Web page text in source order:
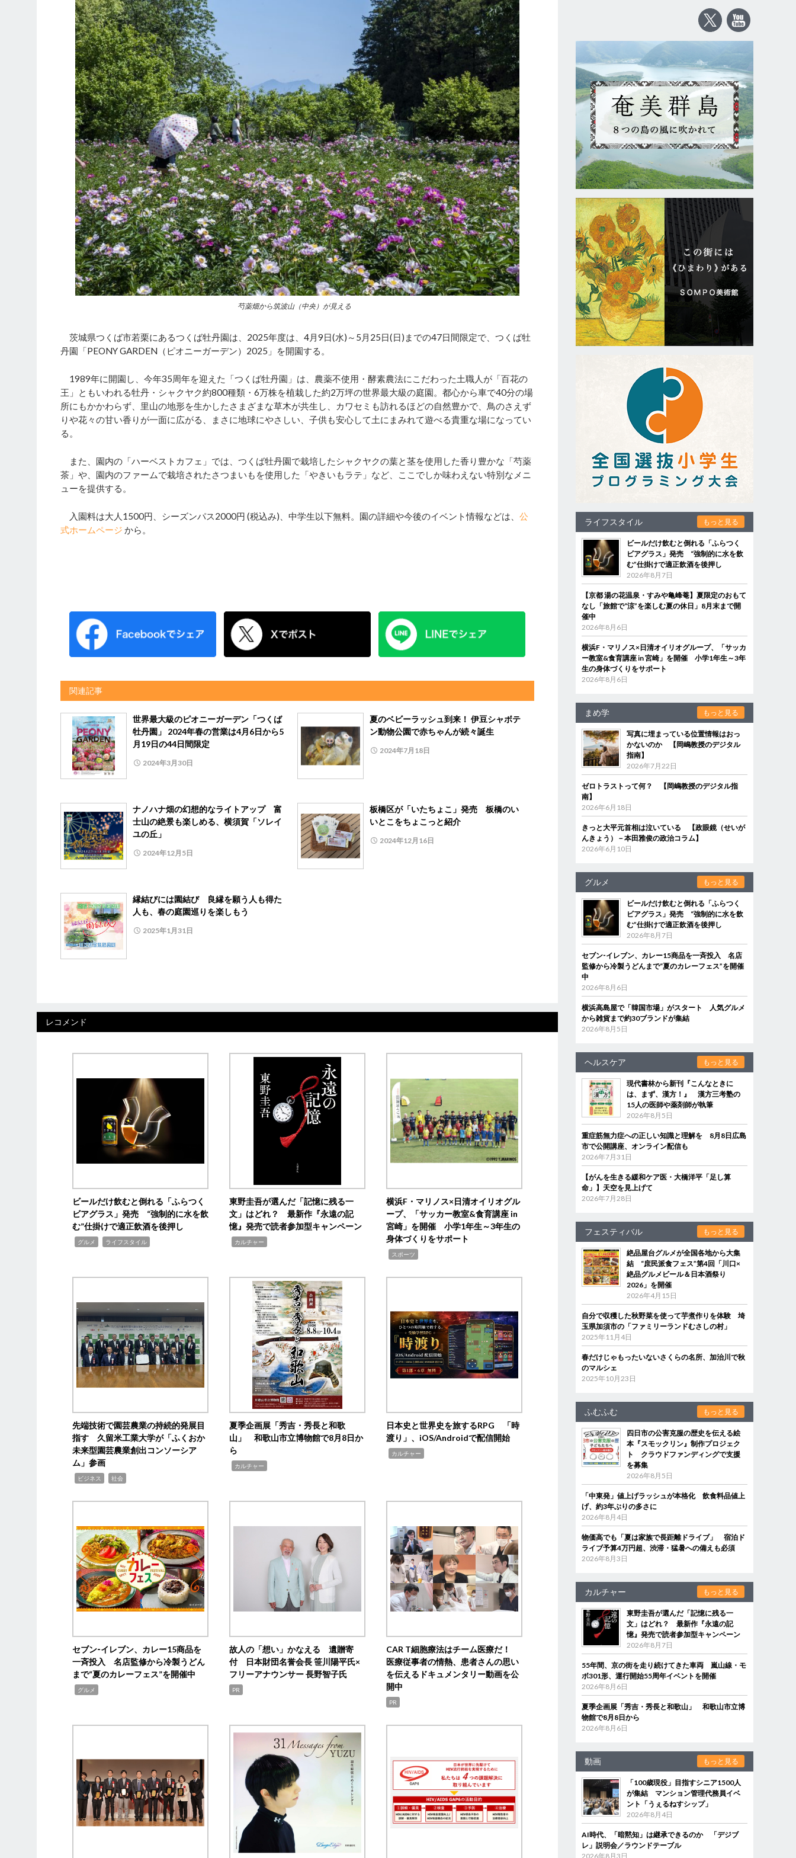
芍薬畑から筑波山（中央）が見える
茨城県つくば市若栗にあるつくば牡丹園は、2025年度は、4月9日(水)～5月25日(日)までの47日間限定で、つくば牡
丹園「PEONY GARDEN（ピオニーガーデン）2025」を開園する。
1989年に開園し、今年35周年を迎えた「つくば牡丹園」は、農薬不使用・酵素農法にこだわった土職人が「百花の
王」ともいわれる牡丹・シャクヤク約800種類・6万株を植栽した約2万坪の世界最大級の庭園。都心から車で40分の場
所にもかかわらず、里山の地形を生かしたさまざまな草木が共生し、カワセミも訪れるほどの自然豊かで、鳥のさえず
りや花々の甘い香りが一面に広がる、まさに地球にやさしい、子供も安心して土にまみれて遊べる貴重な場になってい
る。
また、園内の「ハーベストカフェ」では、つくば牡丹園で栽培したシャクヤクの葉と茎を使用した香り豊かな「芍薬
茶」や、園内のファームで栽培されたさつまいもを使用した「やきいもラテ」など、ここでしか味わえない特別なメニ
ューを提供する。
入園料は大人1500円、シーズンパス2000円 (税込み)、中学生以下無料。園の詳細や今後のイベント情報などは、 公
式ホームページ から。
関連記事
世界最大級のピオニーガーデン「つくば
牡丹園」 2024年春の営業は4月6日から5
月19日の44日間限定
2024年3月30日
夏のベビーラッシュ到来！ 伊豆シャボテ
ン動物公園で赤ちゃんが続々誕生
2024年7月18日
ナノハナ畑の幻想的なライトアップ 富
士山の絶景も楽しめる、横須賀「ソレイ
ユの丘」
2024年12月5日
板橋区が「いたちょこ」発売 板橋のい
いとこをちょこっと紹介
2024年12月16日
縁結びには園結び 良縁を願う人も得た
人も、春の庭園巡りを楽しもう
2025年1月31日
レコメンド
ビールだけ飲むと倒れる「ふらつく
ビアグラス」発売 “強制的に水を飲
む”仕掛けで適正飲酒を後押し
グルメ ライフスタイル
東野圭吾が選んだ「記憶に残る一
文」はどれ？ 最新作『永遠の記
憶』発売で読者参加型キャンペーン
カルチャー
横浜F・マリノス×日清オイリオグル
ープ、「サッカー教室&食育講座 in
宮崎」を開催 小学1年生～3年生の
身体づくりをサポート
スポーツ
先端技術で園芸農業の持続的発展目
指す 久留米工業大学が「ふくおか
未来型園芸農業創出コンソーシア
ム」参画
ビジネス 社会
夏季企画展「秀吉・秀長と和歌
山」 和歌山市立博物館で8月8日か
ら
カルチャー
日本史と世界史を旅するRPG 「時
渡り」、iOS/Androidで配信開始
カルチャー
セブン‐イレブン、カレー15商品を
一斉投入 名店監修から冷製うどん
まで“夏のカレーフェス”を開催中
グルメ
故人の「想い」かなえる 遺贈寄
付 日本財団名誉会長 笹川陽平氏×
フリーアナウンサー 長野智子氏
PR
CAR T細胞療法はチーム医療だ！
医療従事者の情熱、患者さんの思い
を伝えるドキュメンタリー動画を公
開中
PR
ライフスタイル もっと見る
ビールだけ飲むと倒れる「ふらつく
ビアグラス」発売 “強制的に水を飲
む”仕掛けで適正飲酒を後押し
2026年8月7日
【京都 湯の花温泉・すみや亀峰菴】夏限定のおもて
なし「旅館で“涼”を楽しむ夏の休日」8月末まで開
催中
2026年8月6日
横浜F・マリノス×日清オイリオグループ、「サッカ
ー教室&食育講座 in 宮崎」を開催 小学1年生～3年
生の身体づくりをサポート
2026年8月6日
まめ学 もっと見る
写真に埋まっている位置情報はおっ
かないのか 【岡嶋教授のデジタル
指南】
2026年7月22日
ゼロトラストって何？ 【岡嶋教授のデジタル指
南】
2026年6月18日
きっと大平元首相は泣いている 【政眼鏡（せいが
んきょう）－本田雅俊の政治コラム】
2026年6月10日
グルメ もっと見る
ビールだけ飲むと倒れる「ふらつく
ビアグラス」発売 “強制的に水を飲
む”仕掛けで適正飲酒を後押し
2026年8月7日
セブン‐イレブン、カレー15商品を一斉投入 名店
監修から冷製うどんまで“夏のカレーフェス”を開催
中
2026年8月6日
横浜高島屋で「韓国市場」がスタート 人気グルメ
から雑貨まで約30ブランドが集結
2026年8月5日
ヘルスケア もっと見る
現代書林から新刊『こんなときに
は、まず、漢方！』 漢方三考塾の
15人の医師や薬剤師が執筆
2026年8月5日
重症筋無力症への正しい知識と理解を 8月8日広島
市で公開講座、オンライン配信も
2026年7月31日
【がんを生きる緩和ケア医・大橋洋平「足し算
命」】天空を見上げて
2026年7月28日
フェスティバル もっと見る
絶品屋台グルメが全国各地から大集
結 “庶民派食フェス”第4回「川口×
絶品グルメビール＆日本酒祭り
2026」を開催
2026年4月15日
自分で収穫した秋野菜を使って芋煮作りを体験 埼
玉県加須市の「ファミリーランドむさしの村」
2025年11月4日
春だけじゃもったいないさくらの名所、加治川で秋
のマルシェ
2025年10月23日
ふむふむ もっと見る
四日市の公害克服の歴史を伝える絵
本『スモックリン』制作プロジェク
ト クラウドファンディングで支援
を募集
2026年8月5日
「中東発」値上げラッシュが本格化 飲食料品値上
げ、約3年ぶりの多さに
2026年8月4日
物価高でも「夏は家族で長距離ドライブ」 宿泊ド
ライブ予算4万円超、渋滞・猛暑への備えも必須
2026年8月3日
カルチャー もっと見る
東野圭吾が選んだ「記憶に残る一
文」はどれ？ 最新作『永遠の記
憶』発売で読者参加型キャンペーン
2026年8月7日
55年間、京の街を走り続けてきた車両 嵐山線・モ
ボ301形、運行開始55周年イベントを開催
2026年8月6日
夏季企画展「秀吉・秀長と和歌山」 和歌山市立博
物館で8月8日から
2026年8月6日
動画 もっと見る
「100歳現役」目指すシニア1500人
が集結 マンション管理代務員イベ
ント「うぇるねすシップ」
2026年8月4日
AI時代、「暗黙知」は継承できるのか 「デジブ
レ」説明会／ラウンドテーブル
2026年8月3日